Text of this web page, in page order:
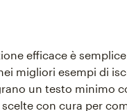
efficace è
migliori esempi di
un testo minimo
con cura per